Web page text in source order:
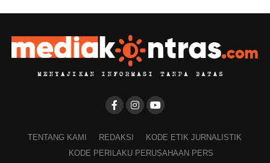
TENTANG KAMI REDAKSI
KODE ETIK JURNALISTIK
KODE PERILAKU PERUSAHAAN PERS